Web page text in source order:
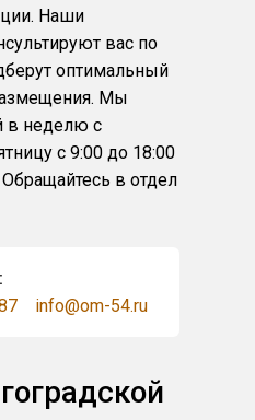
Наши
вас по
оптимальный
Мы
в неделю с
с 9:00 до 18:00
в отдел
info@om-54.ru